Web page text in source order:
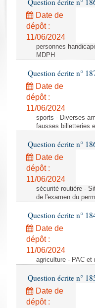
Rapports d'enquête
Rapports législatifs
Rapports sur
Baromètre de
Budget et sécurité
Questions écrites et
Comptes rendus des
Question écrite n°
Date de
dépôt :
11/06/2024
personnes
MDPH
Question écrite n°
Date de
dépôt :
11/06/2024
sports - Diverses
fausses billetteries
Question écrite n°
Date de
dépôt :
11/06/2024
sécurité routière -
de l'examen du
Question écrite n°
Date de
dépôt :
11/06/2024
agriculture - PAC et
Question écrite n°
Date de
dépôt :